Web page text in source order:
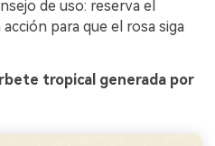
de uso: reserva el
para que el rosa siga
tropical generada por